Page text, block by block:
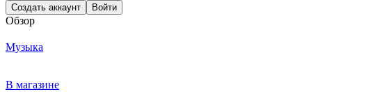
Создать аккаунт Войти
Обзор
Музыка
В магазине